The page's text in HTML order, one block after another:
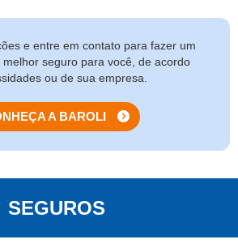
e entre em contato para fazer um
seguro para você, de acordo
ou de sua empresa.
A BAROLI
SEGUROS